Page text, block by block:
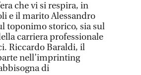
che vi si respira, in
e il marito Alessandro
toponimo storico, sia sul
carriera professionale
Riccardo Baraldi, il
nell’imprinting
di